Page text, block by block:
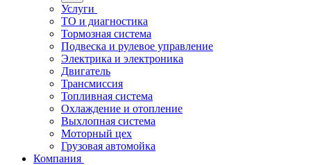
Услуги
ТО и диагностика
Тормозная система
Подвеска и рулевое управление
Электрика и электроника
Двигатель
Трансмиссия
Топливная система
Охлаждение и отопление
Выхлопная система
Моторный цех
Грузовая автомойка
Компания